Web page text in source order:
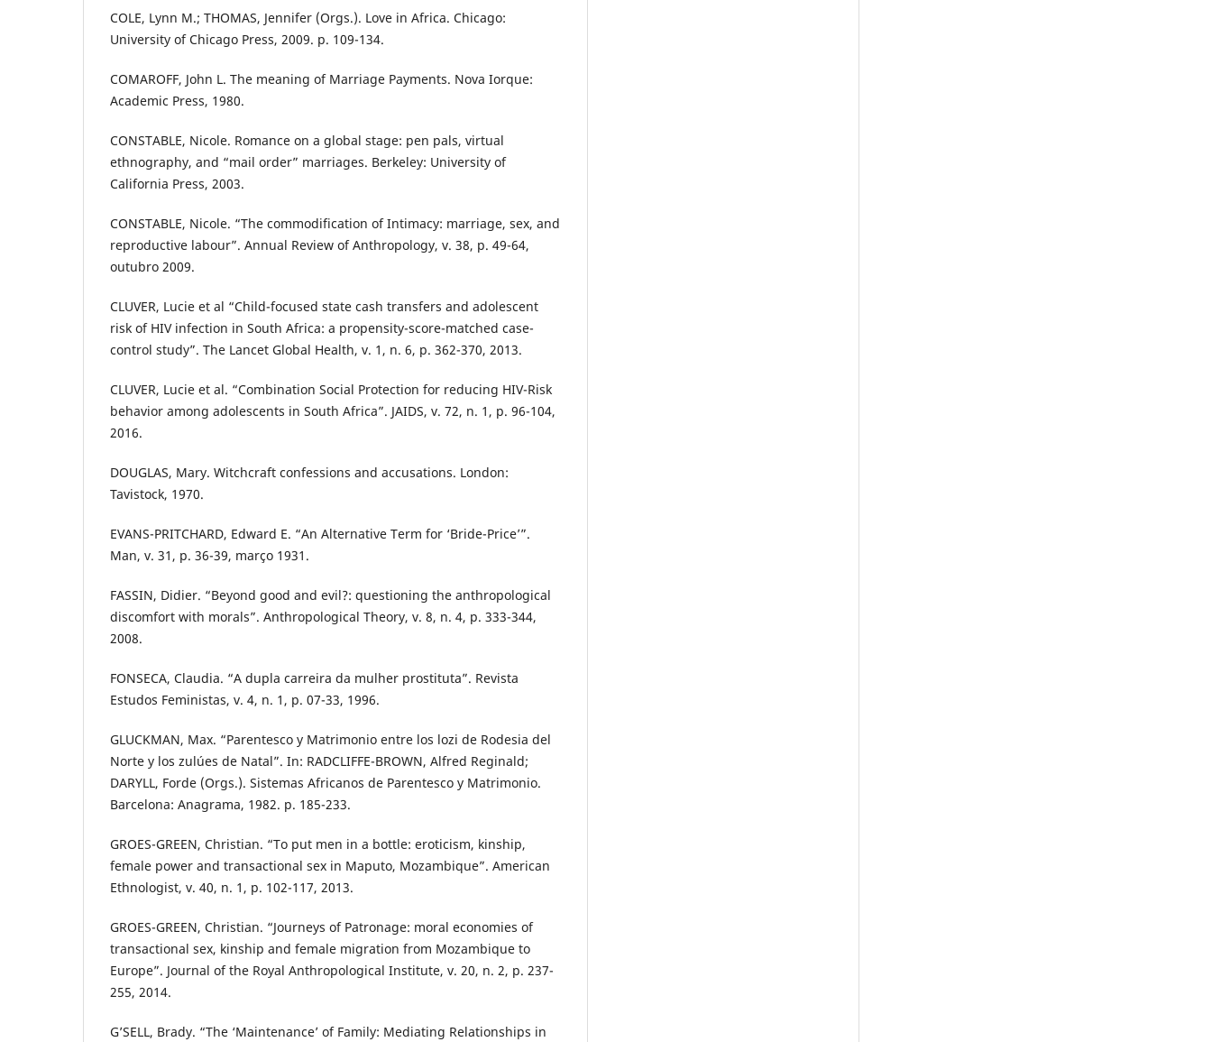
COLE, Lynn M.; THOMAS, Jennifer (Orgs.). Love in Africa. Chicago:
University of Chicago Press, 2009. p. 109-134.
COMAROFF, John L. The meaning of Marriage Payments. Nova Iorque:
Academic Press, 1980.
CONSTABLE, Nicole. Romance on a global stage: pen pals, virtual
ethnography, and “mail order” marriages. Berkeley: University of
California Press, 2003.
CONSTABLE, Nicole. “The commodification of Intimacy: marriage, sex, and
reproductive labour”. Annual Review of Anthropology, v. 38, p. 49-64,
outubro 2009.
CLUVER, Lucie et al “Child-focused state cash transfers and adolescent
risk of HIV infection in South Africa: a propensity-score-matched case-
control study”. The Lancet Global Health, v. 1, n. 6, p. 362-370, 2013.
CLUVER, Lucie et al. “Combination Social Protection for reducing HIV-Risk
behavior among adolescents in South Africa”. JAIDS, v. 72, n. 1, p. 96-104,
2016.
DOUGLAS, Mary. Witchcraft confessions and accusations. London:
Tavistock, 1970.
EVANS-PRITCHARD, Edward E. “An Alternative Term for ‘Bride-Price’”.
Man, v. 31, p. 36-39, março 1931.
FASSIN, Didier. “Beyond good and evil?: questioning the anthropological
discomfort with morals”. Anthropological Theory, v. 8, n. 4, p. 333-344,
2008.
FONSECA, Claudia. “A dupla carreira da mulher prostituta”. Revista
Estudos Feministas, v. 4, n. 1, p. 07-33, 1996.
GLUCKMAN, Max. “Parentesco y Matrimonio entre los lozi de Rodesia del
Norte y los zulúes de Natal”. In: RADCLIFFE-BROWN, Alfred Reginald;
DARYLL, Forde (Orgs.). Sistemas Africanos de Parentesco y Matrimonio.
Barcelona: Anagrama, 1982. p. 185-233.
GROES-GREEN, Christian. “To put men in a bottle: eroticism, kinship,
female power and transactional sex in Maputo, Mozambique”. American
Ethnologist, v. 40, n. 1, p. 102-117, 2013.
GROES-GREEN, Christian. “Journeys of Patronage: moral economies of
transactional sex, kinship and female migration from Mozambique to
Europe”. Journal of the Royal Anthropological Institute, v. 20, n. 2, p. 237-
255, 2014.
G’SELL, Brady. “The ‘Maintenance’ of Family: Mediating Relationships in